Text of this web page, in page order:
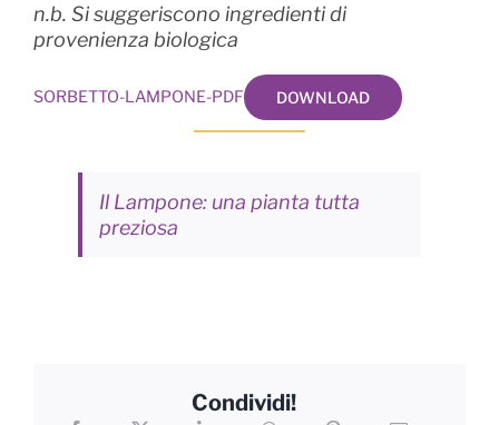
n.b. Si suggeriscono ingredienti di
provenienza biologica
SORBETTO-LAMPONE-PDF DOWNLOAD
Il Lampone: una pianta tutta
preziosa
Condividi!